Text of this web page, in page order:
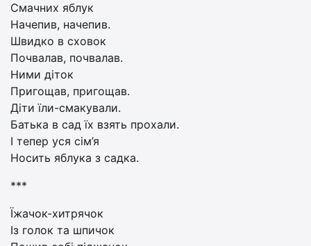
Смачних яблук
Начепив, начепив.
Швидко в сховок
Почвалав, почвалав.
Ними діток
Пригощав, пригощав.
Діти їли-смакували.
Батька в сад їх взять прохали.
І тепер уся сім’я
Носить яблука з садка.
***
Їжачок-хитрячок
Із голок та шпичок